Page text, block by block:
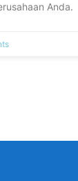
Anda.